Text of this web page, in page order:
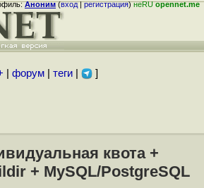
Аноним(вход|регистрация)неRUopennet.me
форум| теги| ]
квота +
+ MySQL/PostgreSQL